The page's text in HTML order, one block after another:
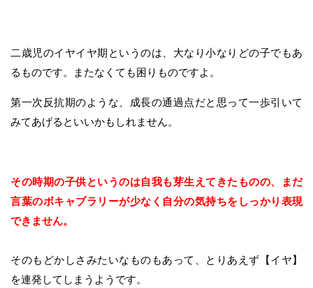
二歳児のイヤイヤ期というのは、大なり小なりどの子でもあ
るものです。またなくても困りものですよ。
第一次反抗期のような、成長の通過点だと思って一歩引いて
みてあげるといいかもしれません。
その時期の子供というのは自我も芽生えてきたものの、まだ
言葉のボキャブラリーが少なく自分の気持ちをしっかり表現
できません。
そのもどかしさみたいなものもあって、とりあえず【イヤ】
を連発してしまうようです。